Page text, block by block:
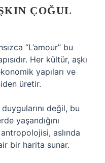
ÇOĞUL
“L’amour” bu
Her kültür, aşkı
yapıları ve
üretir.
değil, bu
yaşandığını
aslında
bir harita sunar.